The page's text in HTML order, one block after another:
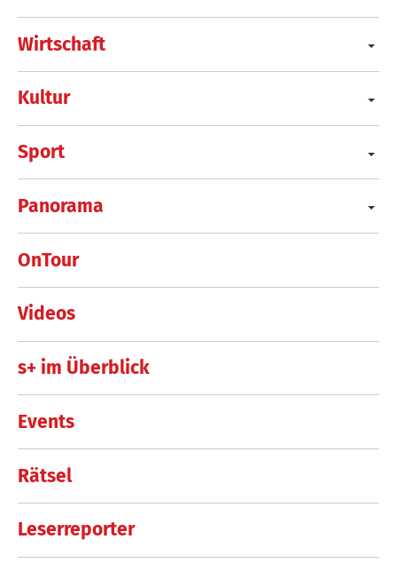
Wirtschaft
Kultur
Sport
Panorama
OnTour
Videos
s+ im Überblick
Events
Rätsel
Leserreporter